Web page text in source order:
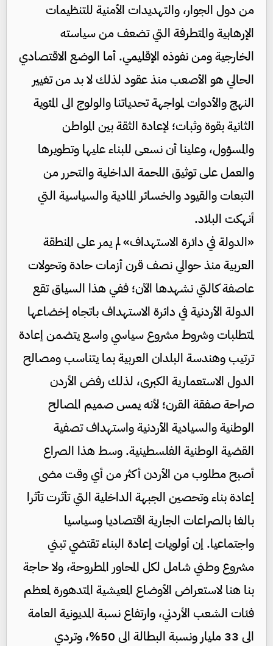
من دول الجوار، والتهديدات الأمنية للتنظيمات
الإرهابية والمتطرفة التي تضعف من سياسته
الخارجية ومن نفوذه الإقليمي. أما الوضع الاقتصادي
الحالي هو الأصعب منذ عقود لذلك لا بد من تغيير
النهج والأدوات لمواجهة تحدياتنا والولوج الى المئوية
الثانية بقوة وثبات؛ لإعادة الثقة بين المواطن
والمسؤول، وعلينا أن نسعى للبناء عليها وتطويرها
والعمل على توثيق اللحمة الداخلية والتحرر من
التبعات والقيود والخسائر المادية والسياسية التي
أنهكت البلاد.
«الدولة في دائرة الاستهداف» لم يمر على المنطقة
العربية منذ حوالي نصف قرن أزمات حادة وتحولات
عاصفة كالتي نشهدها الآن؛ ففي هذا السياق تقع
الدولة الأردنية في دائرة الاستهداف باتجاه إخضاعها
لمتطلبات وشروط مشروع سياسي واسع يتضمن إعادة
ترتيب وهندسة البلدان العربية بما يتناسب ومصالح
الدول الاستعمارية الكبرى، لذلك رفض الأردن
صراحة صفقة القرن؛ لأنه يمس صميم المصالح
الوطنية والسيادية الأردنية واستهداف تصفية
القضية الوطنية الفلسطينية. وسط هذا الصراع
أصبح مطلوب من الأردن أكثر من أي وقت مضى
إعادة بناء وتحصين الجبهة الداخلية التي تأثرت تأثرا
بالغا بالصراعات الجارية اقتصاديا وسياسيا
واجتماعيا. إن أولويات إعادة البناء تقتضي تبني
مشروع وطني شامل لكل المحاور المطروحة، ولا حاجة
بنا هنا لاستعراض الأوضاع المعيشية المتدهورة لمعظم
فئات الشعب الأردني، وارتفاع نسبة المديونية العامة
الى 33 مليار ونسبة البطالة الى 50%، وتردي